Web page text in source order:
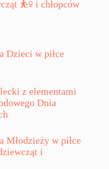
⛹‍♀ i chłopców
Dzieci w piłce
z elementami
Dnia
Młodzieży w piłce
i